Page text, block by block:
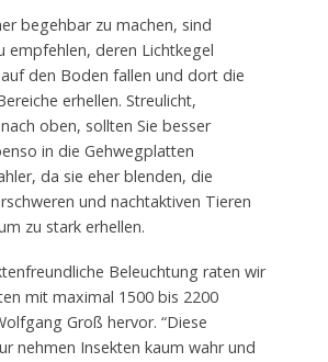
begehbar zu machen, sind
empfehlen, deren Lichtkegel
den Boden fallen und dort die
erhellen. Streulicht,
oben, sollten Sie besser
in die Gehwegplatten
da sie eher blenden, die
und nachtaktiven Tieren
zu stark erhellen.
Beleuchtung raten wir
mit maximal 1500 bis 2200
Groß hervor. “Diese
nehmen Insekten kaum wahr und